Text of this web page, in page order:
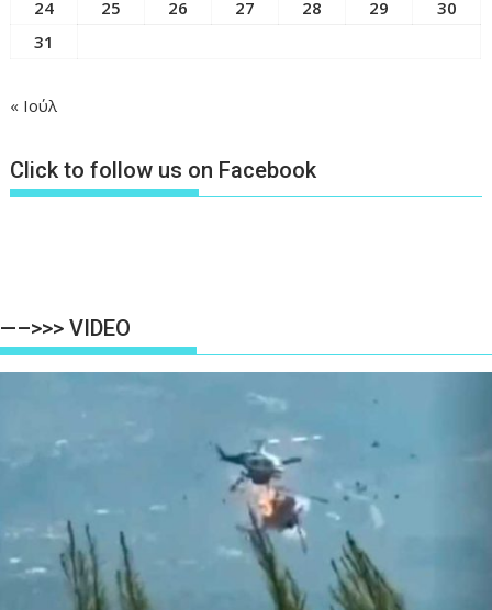
24 25 26 27 28 29
30
31
« Ιούλ
Click to follow us on Facebook
—–>>> VIDEO